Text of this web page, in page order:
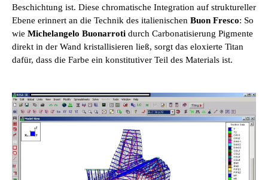
Beschichtung ist. Diese chromatische Integration auf struktureller
Ebene erinnert an die Technik des italienischen Buon Fresco: So
wie Michelangelo Buonarroti durch Carbonatisierung Pigmente
direkt in der Wand kristallisieren ließ, sorgt das eloxierte Titan
dafür, dass die Farbe ein konstitutiver Teil des Materials ist.